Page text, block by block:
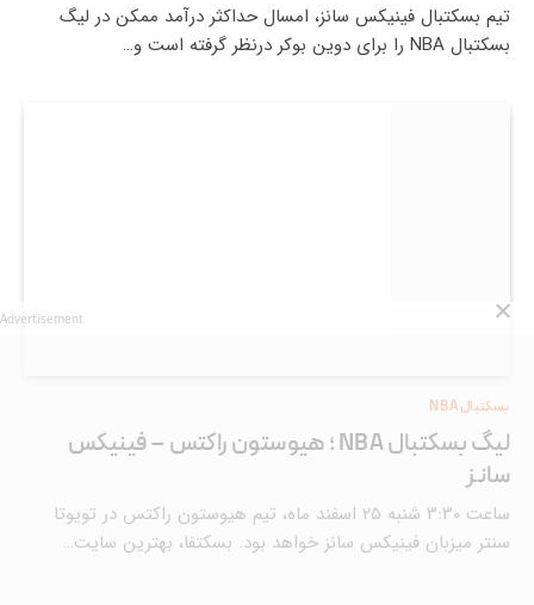
تیم بسکتبال فینیکس سانز، امسال حداکثر درآمد ممکن در لیگ
بسکتبال NBA را برای دوین بوکر درنظر گرفته است و…
بسکتبال NBA
لیگ بسکتبال NBA ؛ هیوستون راکتس – فینیکس
سانز
ساعت ۳:۳۰ شنبه ۲۵ اسفند ماه، تیم هیوستون راکتس در تویوتا
سنتر میزبان فینیکس سانز خواهد بود. بسکتفا، بهترین سایت…
Advertisement